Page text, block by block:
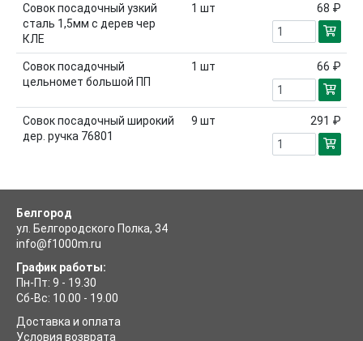
Совок посадочный узкий
сталь 1,5мм с дерев чер
КЛЕ
1 шт 68 ₽
Совок посадочный
цельномет большой ПП
1 шт 66 ₽
Совок посадочный широкий
дер. ручка 76801
9 шт 291 ₽
Белгород
ул. Белгородского Полка, 34
info@f1000m.ru
График работы:
Пн-Пт: 9 - 19.30
Сб-Вс: 10.00 - 19.00
Доставка и оплата
Условия возврата